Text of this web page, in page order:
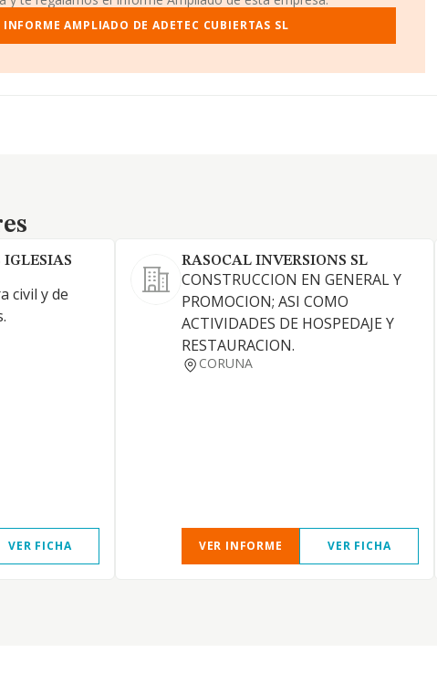
INFORME AMPLIADO DE ADETEC CUBIERTAS SL
IGLESIAS
civil y de
VER FICHA
RASOCAL INVERSIONS SL
CONSTRUCCION EN GENERAL Y
PROMOCION; ASI COMO
ACTIVIDADES DE HOSPEDAJE Y
RESTAURACION.
CORUNA
VER INFORME VER FICHA